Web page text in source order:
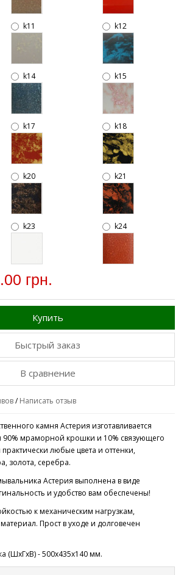
k11 k12
k14 k15
k17 k18
k20 k21
k23 k24
грн.
Купить
Быстрый заказ
В сравнение
/Написать отзыв
камня Астерия изготавливается
мраморной крошки и 10% связующего
любые цвета и оттенки,
золота, серебра.
Астерия выполнена в виде
и удобство вам обеспечены!
к механическим нагрузкам,
Прост в уходе и долговечен
(ШхГхВ) - 500х435х140 мм.